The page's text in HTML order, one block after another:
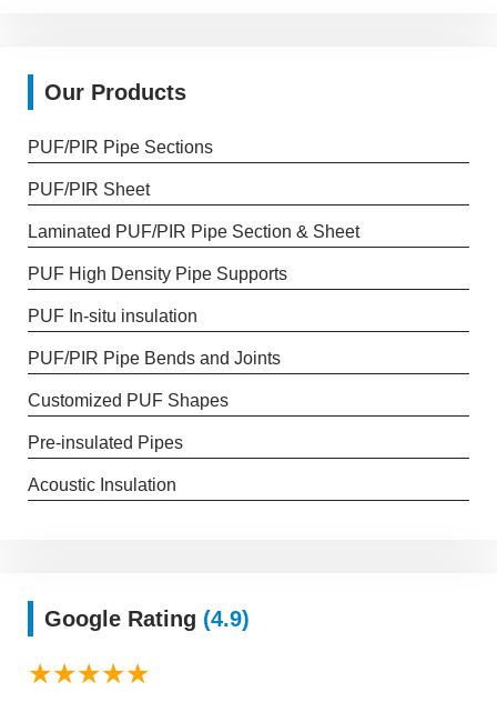
Our Products
PUF/PIR Pipe Sections
PUF/PIR Sheet
Laminated PUF/PIR Pipe Section & Sheet
PUF High Density Pipe Supports
PUF In-situ insulation
PUF/PIR Pipe Bends and Joints
Customized PUF Shapes
Pre-insulated Pipes
Acoustic Insulation
Google Rating (4.9)